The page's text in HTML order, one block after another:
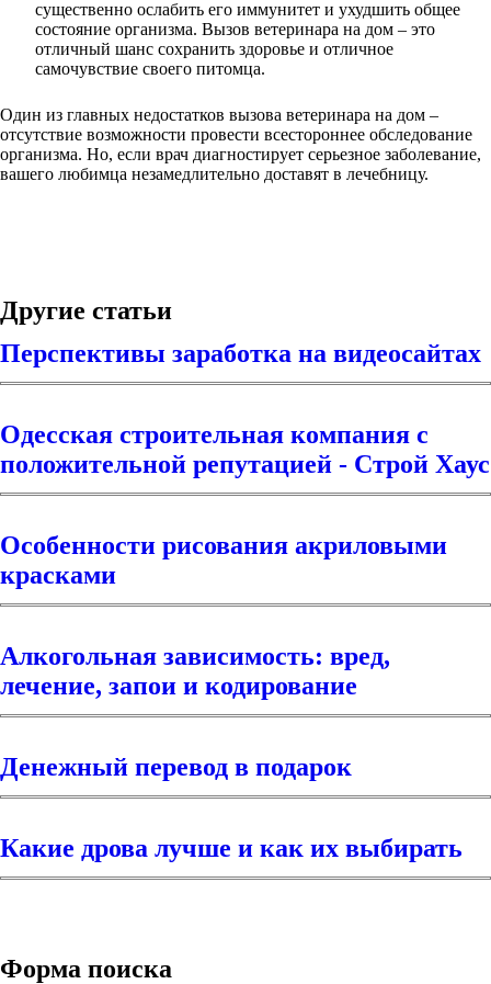
существенно ослабить его иммунитет и ухудшить общее
состояние организма. Вызов ветеринара на дом – это
отличный шанс сохранить здоровье и отличное
самочувствие своего питомца.
Один из главных недостатков вызова ветеринара на дом –
отсутствие возможности провести всестороннее обследование
организма. Но, если врач диагностирует серьезное заболевание,
вашего любимца незамедлительно доставят в лечебницу.
Другие статьи
Перспективы заработка на видеосайтах
Одесская строительная компания с
положительной репутацией - Строй Хаус
Особенности рисования акриловыми
красками
Алкогольная зависимость: вред,
лечение, запои и кодирование
Денежный перевод в подарок
Какие дрова лучше и как их выбирать
Форма поиска